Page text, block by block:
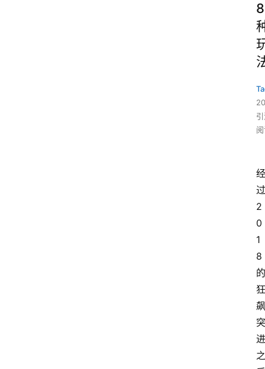
8
经
过
2
0
1
8
的
狂
飙
突
进
之